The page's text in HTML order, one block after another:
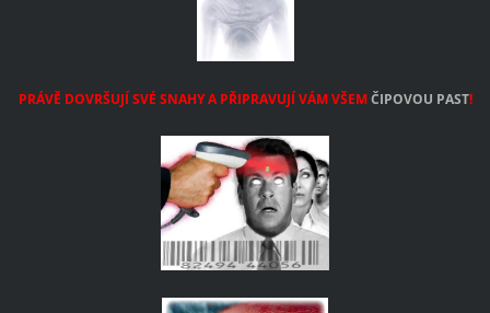
PRÁVĚ DOVRŠUJÍ SVÉ SNAHY A PŘIPRAVUJÍ VÁM VŠEMČIPOVOU PAST!